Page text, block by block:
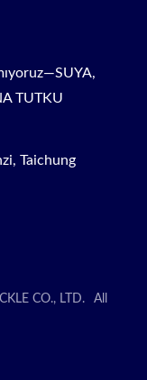
TUTKU
Taichung
CO., LTD.
All